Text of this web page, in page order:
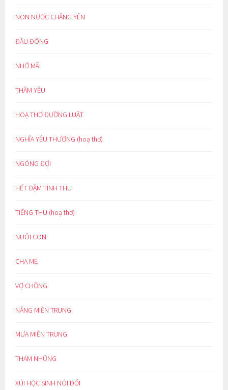
NON NƯỚC CHẲNG YÊN
ĐẦU ĐÔNG
NHỚ MÃI
THẦM YÊU
HOẠ THƠ ĐƯỜNG LUẬT
NGHĨA YÊU THƯƠNG (hoạ thơ)
NGÓNG ĐỢI
HẾT ĐẬM TÌNH THU
TIẾNG THU (hoạ thơ)
NUÔI CON
CHA MẸ
VỢ CHỒNG
NẮNG MIỀN TRUNG
MƯA MIỀN TRUNG
THAM NHŨNG
XÚI HỌC SINH NÓI DỐI